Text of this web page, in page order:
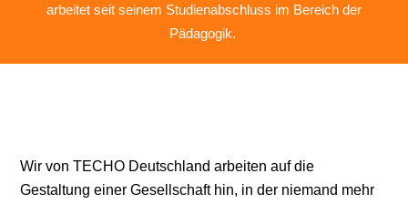
arbeitet seit seinem Studienabschluss im Bereich der
Pädagogik.
Wir von TECHO Deutschland arbeiten auf die
Gestaltung einer Gesellschaft hin, in der niemand mehr